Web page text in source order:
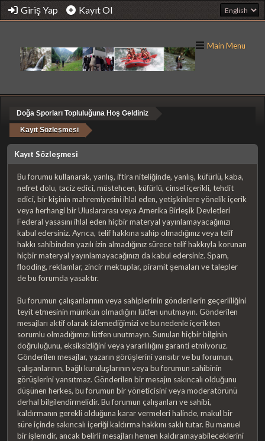
Giriş Yap Kayıt Ol
Main Menu
Doğa Sporları Topluluğuna Hoş Geldiniz
Kayıt Sözleşmesi
Kayıt Sözleşmesi
Bu forumu kullanarak, yanlış, iftira niteliğinde, yanlış, küfürlü, kaba,
nefret dolu, taciz edici, müstehcen, küfürlü, cinsel içerikli, tehdit
edici, bir kişinin mahremiyetini ihlal eden, yetişkinlere yönelik içerik
veya herhangi bir Uluslararası veya Amerika Birleşik Devletleri
Federal yasasını ihlal eden hiçbir materyal yayınlamayacağınızı
kabul edersiniz. Ayrıca, telif hakkına sahip olmadığınız veya telif
hakkı sahibinden yazılı izin almadığınız sürece telif hakkıyla korunan
hiçbir materyal yayınlamayacağınızı da kabul edersiniz. Spam,
flooding, reklamlar, zincir mektuplar, piramit şemaları ve talepler
de bu forumda yasaktır.
Bu forumun çalışanlarının veya sahiplerinin gönderilerin geçerliliğini
teyit etmesinin mümkün olmadığını lütfen unutmayın. Gönderilen
mesajları aktif olarak izlemediğimizi ve bu nedenle içerikten
sorumlu olmadığımızı lütfen unutmayın. Sunulan hiçbir bilginin
doğruluğunu, eksiksizliğini veya yararlılığını garanti etmiyoruz.
Gönderilen mesajlar, yazarın görüşlerini yansıtır ve bu forumun,
çalışanlarının, bağlı kuruluşlarının veya bu forumun sahibinin
görüşlerini yansıtmaz. Gönderilen bir mesajın sakıncalı olduğunu
düşünen herkes, bu forumun bir yöneticisini veya moderatörünü
derhal bilgilendirmelidir. Bu forumun çalışanları ve sahibi,
kaldırmanın gerekli olduğuna karar vermeleri halinde, makul bir
süre içinde sakıncalı içeriği kaldırma hakkını saklı tutar. Bu manuel
bir işlemdir, ancak belirli mesajları hemen kaldıramayabileceklerini